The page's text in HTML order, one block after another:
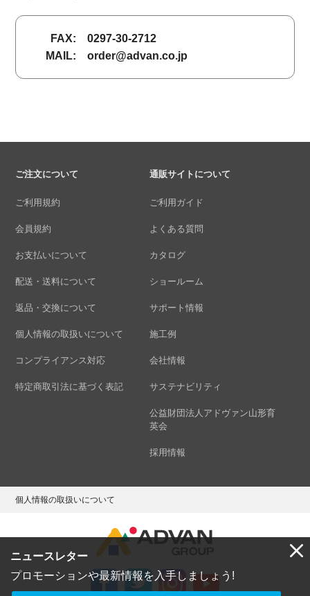
ニュースレター
プロモーションや最新情報を入手しましょう!
FAX:
0297-30-2712
MAIL:
order@advan.co.jp
ご注文について
ご利用規約
会員規約
お支払いについて
配送・送料について
返品・交換について
個人情報の取扱いについて
コンプライアンス対応
特定商取引法に基づく表記
通販サイトについて
ご利用ガイド
よくある質問
カタログ
ショールーム
サポート情報
施工例
会社情報
サステナビリティ
公益財団法人アドヴァン山形育
英会
採用情報
個人情報の取扱いについて